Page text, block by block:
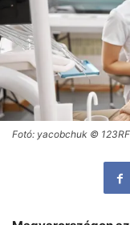
Fotó: yacobchuk ©